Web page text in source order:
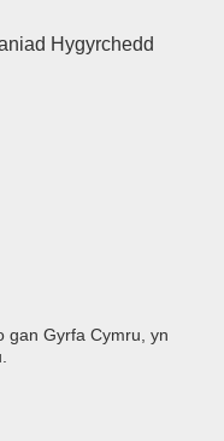
Hygyrchedd
gan Gyrfa Cymru, yn